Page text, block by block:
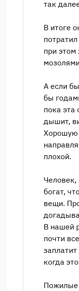
так
В итоге
при
А если
бы
пока эта
дышит,
Хорошую
плохой.
Человек,
богат,
вещи.
В нашей
почти
когда
Пожилые